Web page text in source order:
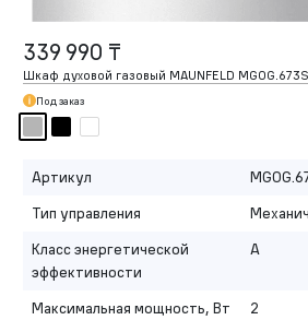
339 990 ₸
Шкаф духовой газовый MAUNFELD MGOG.673S
Под заказ
Артикул
Тип управления
Класс энергетической
эффективности
A
Максимальная мощность, Вт 2